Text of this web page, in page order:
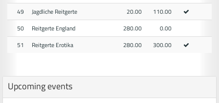
49
Jagdliche Reitgerte 20.00
110.00
50
Reitgerte England 280.00
0.00
51
Reitgerte Erotika 280.00 300.00
Upcoming events